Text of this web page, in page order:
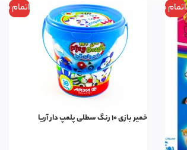
اتمام موجودی اتمام
خمیر بازی ۱۰ رنگ سطلی پلمپ دار آریا